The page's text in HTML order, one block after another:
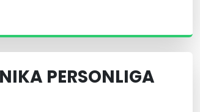
PERSONLIGA